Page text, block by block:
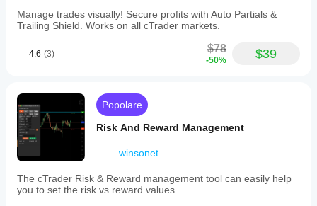
Manage trades visually! Secure profits with Auto Partials &
Trailing Shield. Works on all cTrader markets.
4.6 (3) $78
-50% $39
Popolare
Risk And Reward Management
winsonet
The cTrader Risk & Reward management tool can easily help
you to set the risk vs reward values